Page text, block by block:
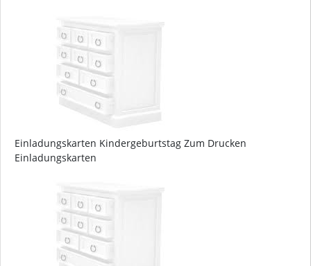
Einladungskarten Kindergeburtstag Zum Drucken
Einladungskarten